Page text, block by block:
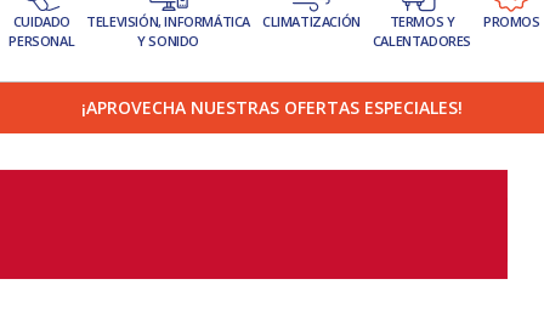
CUIDADO
PERSONAL
TELEVISIÓN, INFORMÁTICA
Y SONIDO
CLIMATIZACIÓN
TERMOS Y
CALENTADORES
PROMOS
¡APROVECHA NUESTRAS OFERTAS ESPECIALES!